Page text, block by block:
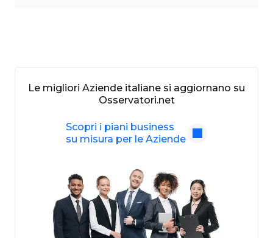
Le migliori Aziende italiane si aggiornano su
Osservatori.net
Scopri i piani business
su misura per le Aziende